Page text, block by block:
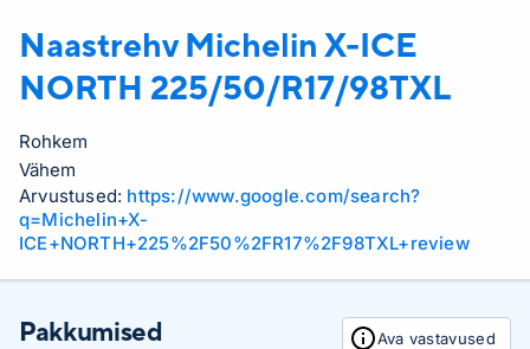
Naastrehv Michelin X-ICE
NORTH 225/50/R17/98TXL
Rohkem
Vähem
Arvustused: https://www.google.com/search?
q=Michelin+X-
ICE+NORTH+225%2F50%2FR17%2F98TXL+review
Pakkumised Ava vastavused